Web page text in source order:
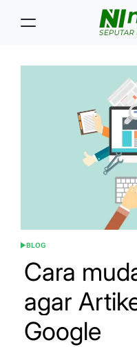
POSTED
BLOG
Cara
agar
Google